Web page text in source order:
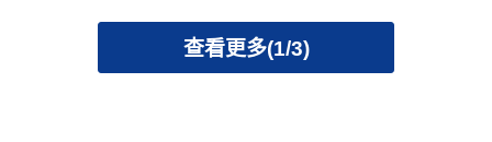
查看更多(1/3)